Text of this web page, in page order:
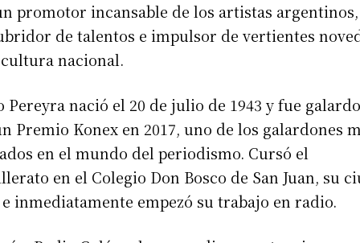
promotor incansable de los artistas argentinos,
de talentos e impulsor de vertientes
nacional.
Pereyra nació el 20 de julio de 1943 y fue
Premio Konex en 2017, uno de los galardones
en el mundo del periodismo. Cursó el
en el Colegio Don Bosco de San Juan, su
inmediatamente empezó su trabajo en radio.